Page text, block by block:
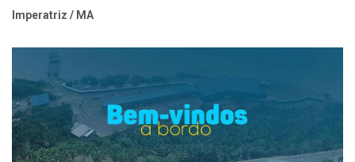
Imperatriz / MA